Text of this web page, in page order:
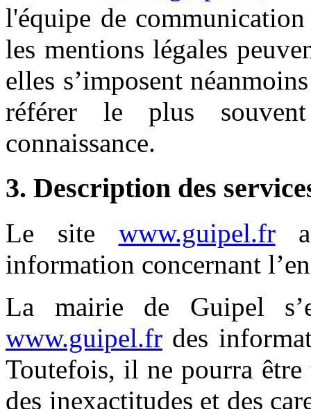
l'équipe de
les mentions légales
elles s’imposent
référer le plus
connaissance.
3. Description des
Le site www.guipel.fra
information concernant
La mairie de Guipel
www.guipel.fr des
Toutefois, il ne pourra être
des inexactitudes et des